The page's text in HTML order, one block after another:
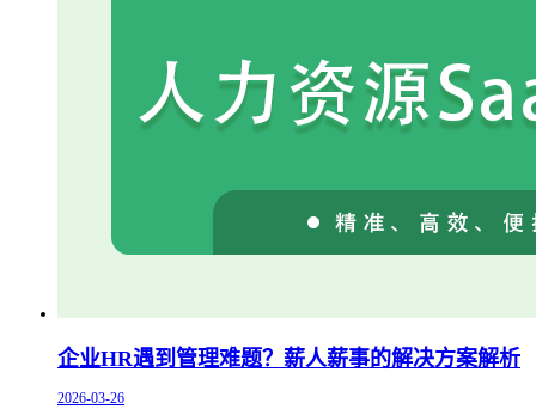
企业HR遇到管理难题？薪人薪事的解决方案解析
2026-03-26